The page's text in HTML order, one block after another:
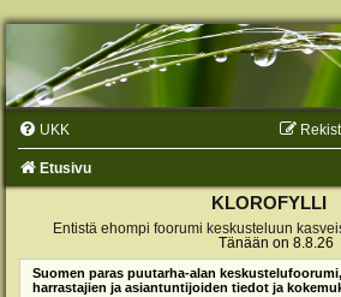
UKK
Etusivu
KLOROFYLLI
Entistä ehompi foorumi keskusteluun
Tänään on 8.8.26
Suomen paras puutarha-alan
harrastajien ja asiantuntijoiden tiedot ja